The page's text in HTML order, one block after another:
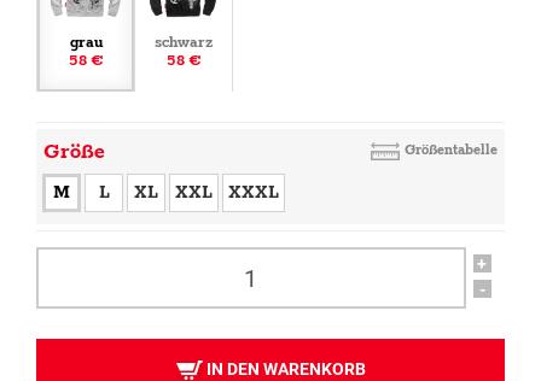
grau
58 €
schwarz
58 €
Größe Größentabelle
M L XL XXL XXXL
+
-
IN DEN WARENKORB